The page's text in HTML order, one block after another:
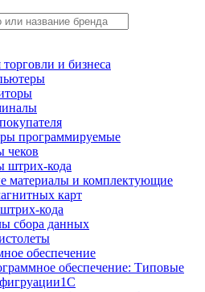
и бизнеса
программируемые
чеков
штрих-кода
материалы и комплектующие
карт
кода
сбора данных
обеспечение
обеспечение: Типовые